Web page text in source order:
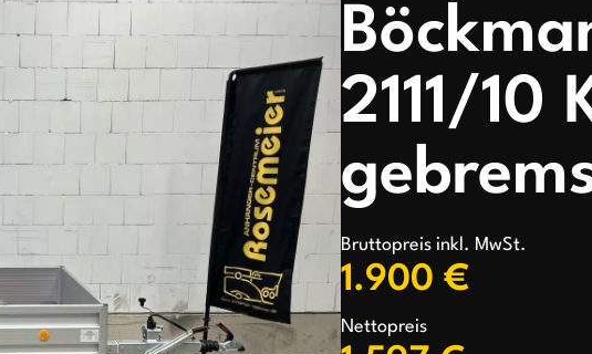
2111/10
Bruttopreis inkl. MwSt.
1.900 €
Nettopreis